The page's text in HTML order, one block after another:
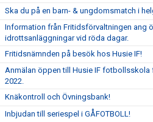
Ska du på en barn- & ungdomsmatch i
Information från Fritidsförvaltningen ang
idrottsanläggningar vid röda dagar.
Fritidsnämnden på besök hos Husie IF!
Anmälan öppen till Husie IF
2022.
Knäkontroll och Övningsbank!
Inbjudan till seriespel i GÅFOTBOLL!